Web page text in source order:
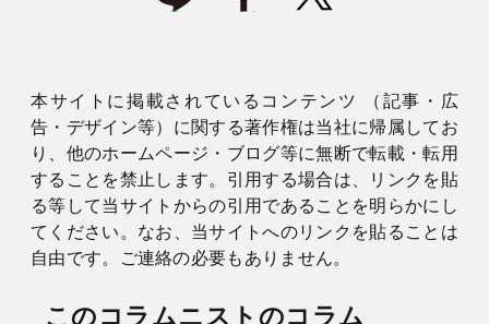
本サイトに掲載されているコンテンツ （記事・広
告・デザイン等）に関する著作権は当社に帰属してお
り、他のホームページ・ブログ等に無断で転載・転用
することを禁止します。引用する場合は、リンクを貼
る等して当サイトからの引用であることを明らかにし
てください。なお、当サイトへのリンクを貼ることは
自由です。ご連絡の必要もありません。
このコラムニストのコラム